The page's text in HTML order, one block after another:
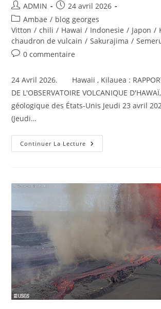
Auteur/autrice
de
la
publication :
ADMIN
Publication
publiée :
24 avril 2026
Post
category:
Ambae / blog georges
Vitton / chili / Hawai / Indonesie / Japon /
chaudron de vulcain / Sakurajima /
Commentaires
la
0 commentaire
24 Avril 2026. Hawaii , Kilauea :
DE L'OBSERVATOIRE VOLCANIQUE
géologique des États-Unis Jeudi 23 avril
(Jeudi…
Continuer La Lecture 24
Avril
Kilauea
Japon
Sakurajima
,
Indonésie
Semeru
,
Archipel
Du
Vanuatu